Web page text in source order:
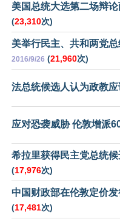
美国总统大选第二场辩
(23,310次)
美举行民主、共和两党
2016/9/26 (21,960次)
法总统候选人认为政教
应对恐袭威胁 伦敦增派
希拉里获得民主党总统
(17,976次)
中国财政部在伦敦定价
(17,481次)